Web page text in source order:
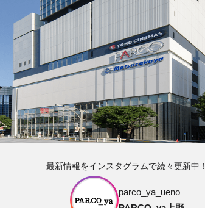
最新情報をインスタグラムで続々更新中！
parco_ya_ueno